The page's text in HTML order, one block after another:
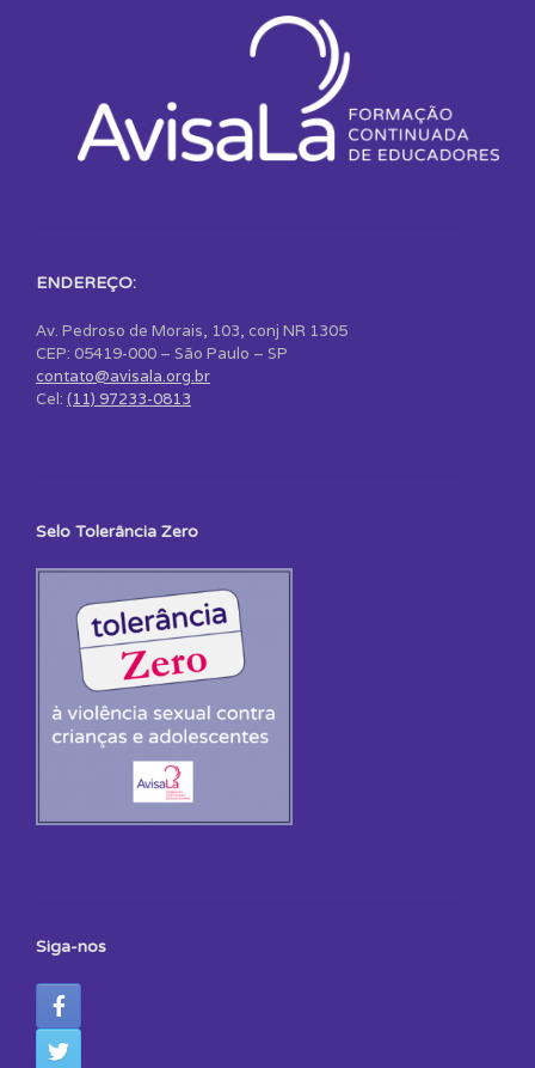
ENDEREÇO:
Av. Pedroso de Morais, 103, conj NR 1305
CEP: 05419-000 – São Paulo – SP
contato@avisala.org.br
Cel: (11) 97233-0813
Selo Tolerância Zero
Siga-nos